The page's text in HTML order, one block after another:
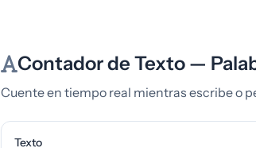
Contador de Texto —
Cuente en tiempo real mientras escribe o
Texto